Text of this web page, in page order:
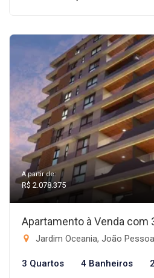
A partir de:
R$ 2.078.375
Apartamento à Venda com
Jardim Oceania, João
3 Quartos 4 Banheiros